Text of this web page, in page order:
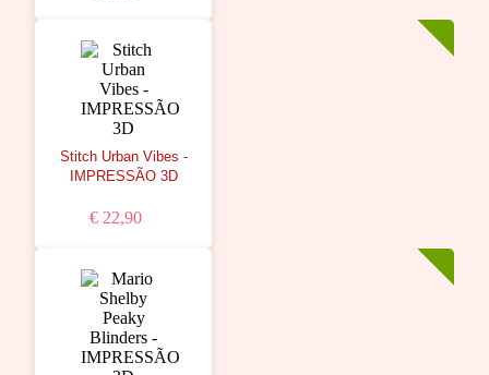
Stitch Urban Vibes -
IMPRESSÃO 3D
€ 22,90